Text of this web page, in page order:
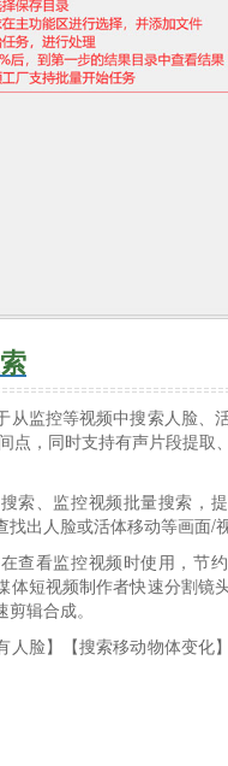
从监控等视频中搜索人脸、
点，同时支持有声片段提取
索、监控视频批量搜索，
出人脸或活体移动等画面/视
查看监控视频时使用，节
体短视频制作者快速分割镜
辑合成。
人脸】【搜索移动物体变化